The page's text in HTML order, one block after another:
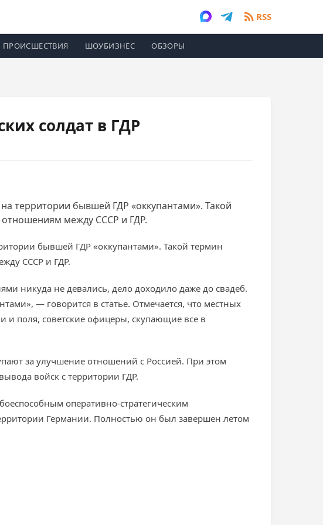
RSS
ПРОИСШЕСТВИЯ ШОУБИЗНЕС ОБЗОРЫ
солдат в ГДР
территории бывшей ГДР «оккупантами». Такой
между СССР и ГДР.
бывшей ГДР «оккупантами». Такой термин
СССР и ГДР.
никуда не девались, дело доходило даже до свадеб.
— говорится в статье. Отмечается, что местных
и поля, советские офицеры, скупающие все в
за улучшение отношений с Россией. При этом
войск с территории ГДР.
оперативно-стратегическим
Германии. Полностью он был завершен летом